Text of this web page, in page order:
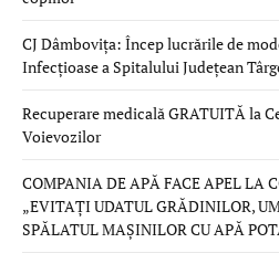
CJ Dâmbovița: Încep lucrările de
Infecțioase a Spitalului Județean
Recuperare medicală GRATUITĂ la
Voievozilor
COMPANIA DE APĂ FACE APEL LA
„EVITAȚI UDATUL GRĂDINILOR,
SPĂLATUL MAȘINILOR CU APĂ